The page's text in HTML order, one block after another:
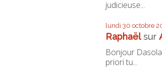
judicieuse...
lundi 30 octobre
Raphaëlsur
Bonjour
priori tu...